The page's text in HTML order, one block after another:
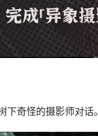
奇怪的摄影师对话。